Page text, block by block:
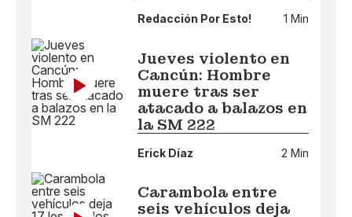
Redacción Por Esto! 1 Min
Jueves violento en
Cancún: Hombre
muere tras ser
atacado a balazos en
la SM 222
Erick Díaz 2 Min
Carambola entre
seis vehículos deja